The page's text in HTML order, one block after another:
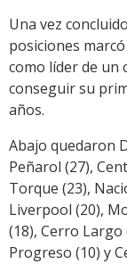
Una vez
posiciones
como líder de un
conseguir su
años.
Abajo quedaron
Peñarol (27),
Torque (23),
Liverpool (20),
(18), Cerro Largo
Progreso (10) y